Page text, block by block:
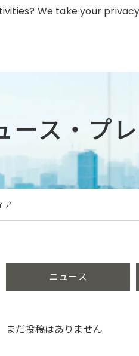
ース・プ
ア
ニュース
まだ投稿はありません
We take your